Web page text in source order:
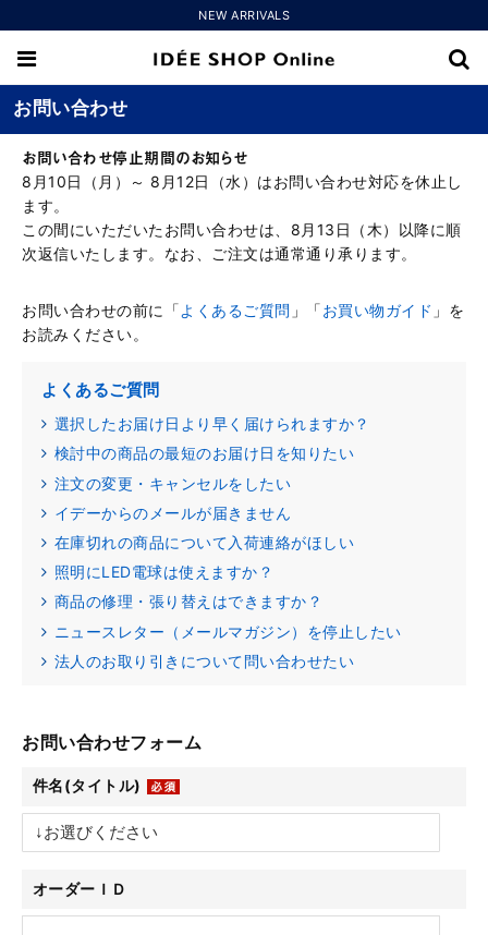
NEW ARRIVALS
お問い合わせ
お問い合わせ停止期間のお知らせ
8月10日（月）～ 8月12日（水）はお問い合わせ対応を休止し
ます。
この間にいただいたお問い合わせは、8月13日（木）以降に順
次返信いたします。なお、ご注文は通常通り承ります。
お問い合わせの前に「よくあるご質問 」「お買い物ガイド 」を
お読みください。
よくあるご質問
選択したお届け日より早く届けられますか？
検討中の商品の最短のお届け日を知りたい
注文の変更・キャンセルをしたい
イデーからのメールが届きません
在庫切れの商品について入荷連絡がほしい
照明にLED電球は使えますか？
商品の修理・張り替えはできますか？
ニュースレター（メールマガジン）を停止したい
法人のお取り引きについて問い合わせたい
お問い合わせフォーム
件名(タイトル)
オーダーＩＤ